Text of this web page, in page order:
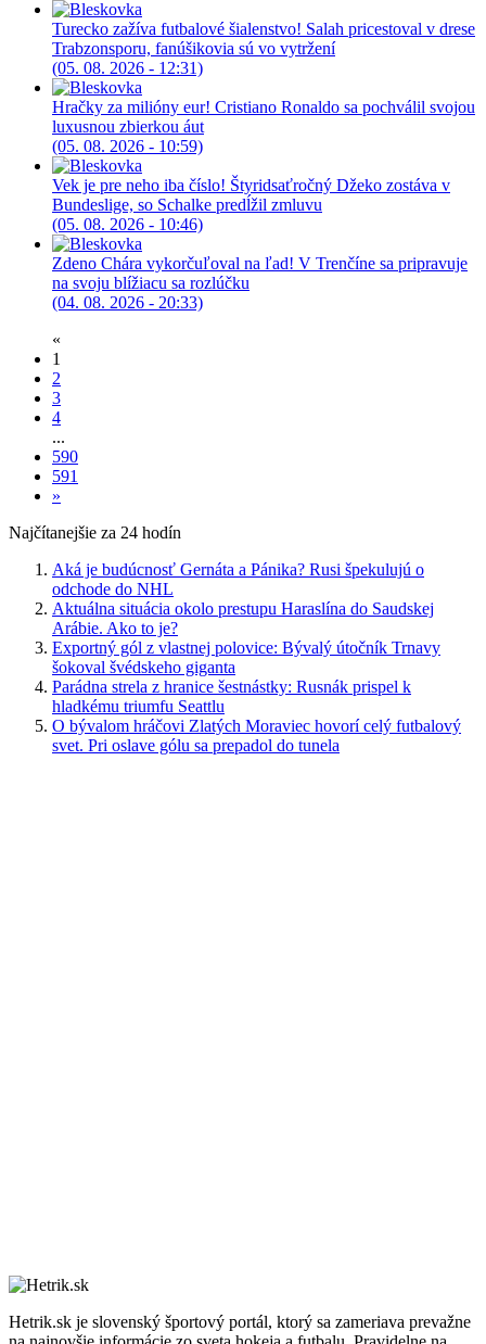
Turecko zažíva futbalové šialenstvo! Salah pricestoval v drese
Trabzonsporu, fanúšikovia sú vo vytržení
(05. 08. 2026 - 12:31)
Hračky za milióny eur! Cristiano Ronaldo sa pochválil svojou
luxusnou zbierkou áut
(05. 08. 2026 - 10:59)
Vek je pre neho iba číslo! Štyridsaťročný Džeko zostáva v
Bundeslige, so Schalke predĺžil zmluvu
(05. 08. 2026 - 10:46)
Zdeno Chára vykorčuľoval na ľad! V Trenčíne sa pripravuje
na svoju blížiacu sa rozlúčku
(04. 08. 2026 - 20:33)
«
1
2
3
4
...
590
591
»
Najčítanejšie za 24 hodín
Aká je budúcnosť Gernáta a Pánika? Rusi špekulujú o
odchode do NHL
Aktuálna situácia okolo prestupu Haraslína do Saudskej
Arábie. Ako to je?
Exportný gól z vlastnej polovice: Bývalý útočník Trnavy
šokoval švédskeho giganta
Parádna strela z hranice šestnástky: Rusnák prispel k
hladkému triumfu Seattlu
O bývalom hráčovi Zlatých Moraviec hovorí celý futbalový
svet. Pri oslave gólu sa prepadol do tunela
Hetrik.sk je slovenský športový portál, ktorý sa zameriava prevažne